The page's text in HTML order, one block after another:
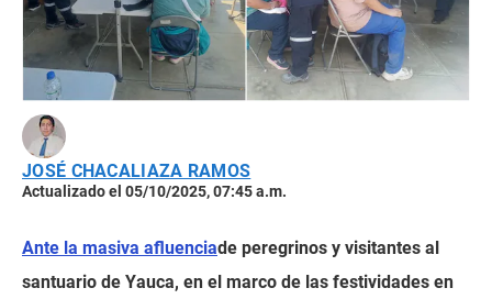
JOSÉ CHACALIAZA RAMOS
Actualizado el 05/10/2025, 07:45 a.m.
Ante la masiva afluenciade peregrinos y visitantes al
santuario de Yauca, en el marco de las festividades en